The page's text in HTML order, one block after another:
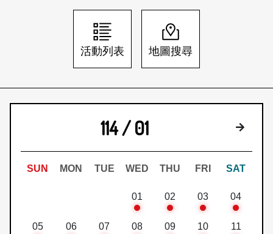
日本語 登入/註冊
活動列表 地圖搜尋
114 / 01 下個月
SUN MON TUE WED THU FRI SAT
01 02 03 04
05 06 07 08 09 10 11